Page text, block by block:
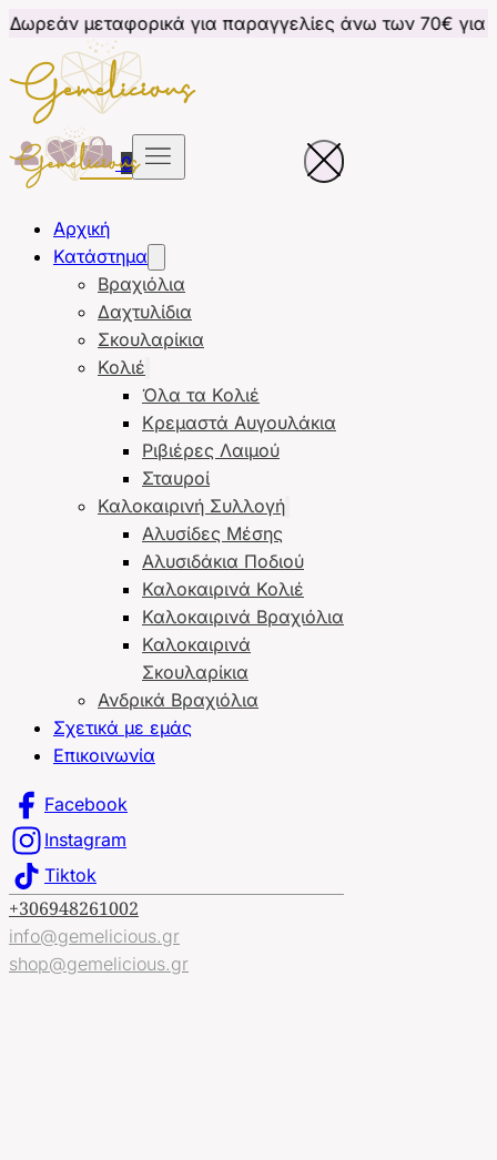
για παραγγελίες άνω των 70€ για Κύπρο
0
Αρχική
Κατάστημα
Βραχιόλια
Δαχτυλίδια
Σκουλαρίκια
Κολιέ
Όλα τα Κολιέ
Κρεμαστά Αυγουλάκια
Ριβιέρες Λαιμού
Σταυροί
Καλοκαιρινή Συλλογή
Αλυσίδες Μέσης
Αλυσιδάκια Ποδιού
Καλοκαιρινά Κολιέ
Καλοκαιρινά Βραχιόλια
Καλοκαιρινά
Σκουλαρίκια
Ανδρικά Βραχιόλια
Σχετικά με εμάς
Επικοινωνία
Facebook
Instagram
Tiktok
+306948261002
info@gemelicious.gr
shop@gemelicious.gr